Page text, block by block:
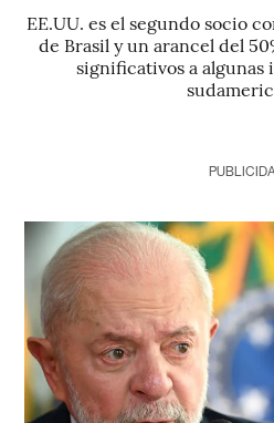
EE.UU. es el segundo socio
de Brasil y un arancel del
significativos a algunas